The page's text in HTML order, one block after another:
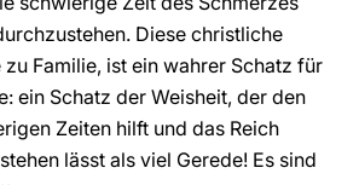
Diese christliche
zu Familie, ist ein wahrer Schatz für
ein Schatz der Weisheit, der den
Zeiten hilft und das Reich
lässt als viel Gerede! Es sind